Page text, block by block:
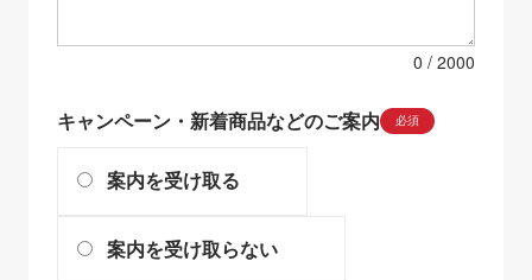
0
キャンペーン・新着商品などのご案内 必須
案内を受け取る
案内を受け取らない